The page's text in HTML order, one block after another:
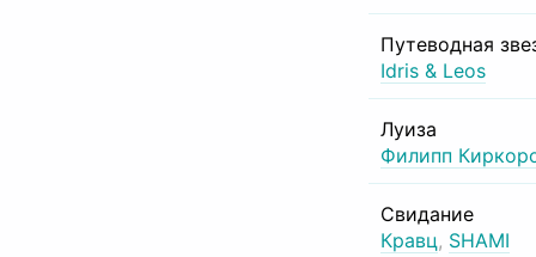
Путеводная
Idris & Leos
Луиза
Филипп
Свидание
Кравц, SHAMI